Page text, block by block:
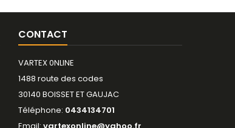
CONTACT
VARTEX 0NLINE
1488 route des codes
30140 BOISSET ET GAUJAC
Téléphone: 0434134701